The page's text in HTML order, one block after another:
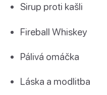
Sirup proti kašli
Fireball Whiskey
Pálivá omáčka
Láska a modlitba